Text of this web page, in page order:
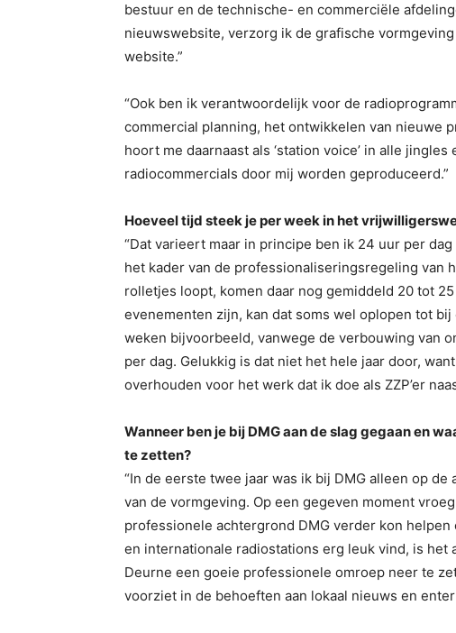
bestuur en de technische- en commerciële
nieuwswebsite, verzorg ik de grafische
website.”
“Ook ben ik verantwoordelijk voor de
commercial planning, het ontwikkelen van nieuwe
hoort me daarnaast als ‘station voice’ in alle
radiocommercials door mij worden geproduceerd.”
Hoeveel tijd steek je per week in het
“Dat varieert maar in principe ben ik 24 uur per
het kader van de professionaliseringsregeling van
rolletjes loopt, komen daar nog gemiddeld 20 tot
evenementen zijn, kan dat soms wel oplopen tot
weken bijvoorbeeld, vanwege de verbouwing van
per dag. Gelukkig is dat niet het hele jaar door,
overhouden voor het werk dat ik doe als ZZP’er
Wanneer ben je bij DMG aan de slag gegaan en
te zetten?
“In de eerste twee jaar was ik bij DMG alleen op
van de vormgeving. Op een gegeven moment
professionele achtergrond DMG verder kon
en internationale radiostations erg leuk vind, is het
Deurne een goeie professionele omroep neer te
voorziet in de behoeften aan lokaal nieuws en